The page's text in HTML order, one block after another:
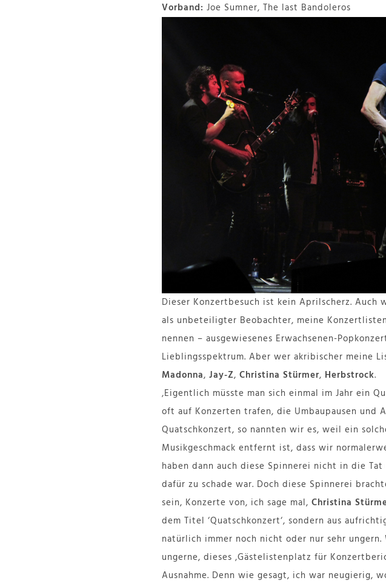
Vorband: Joe Sumner, The last Bandoleros
Dieser Konzertbesuch ist kein Aprilscherz. Auch
als unbeteiligter Beobachter, meine
nennen – ausgewiesenes Erwachsenen-
Lieblingsspektrum. Aber wer akribischer meine
Madonna, Jay-Z, Christina Stürmer, Herbstrock.
‚Eigentlich müsste man sich einmal im Jahr ein
oft auf Konzerten trafen, die Umbaupausen und
Quatschkonzert, so nannten wir es, weil ein
Musikgeschmack entfernt ist, dass wir
haben dann auch diese Spinnerei nicht in die
dafür zu schade war. Doch diese Spinnerei
sein, Konzerte von, ich sage mal, Christina
dem Titel ‘Quatschkonzert‘, sondern aus
natürlich immer noch nicht oder nur sehr
ungerne, dieses ‚Gästelistenplatz für
Ausnahme. Denn wie gesagt, ich war neugierig,